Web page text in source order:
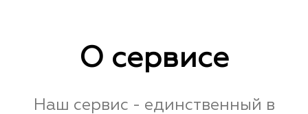
О сервисе
Наш сервис - единственный в